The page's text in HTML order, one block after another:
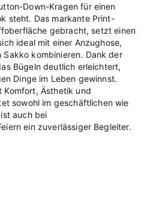
Down-Kragen für einen
steht. Das markante Print-
gebracht, setzt einen
ideal mit einer Anzughose,
kombinieren. Dank der
Bügeln deutlich erleichtert,
Dinge im Leben gewinnst.
Komfort, Ästhetik und
sowohl im geschäftlichen wie
auch bei
ein zuverlässiger Begleiter.